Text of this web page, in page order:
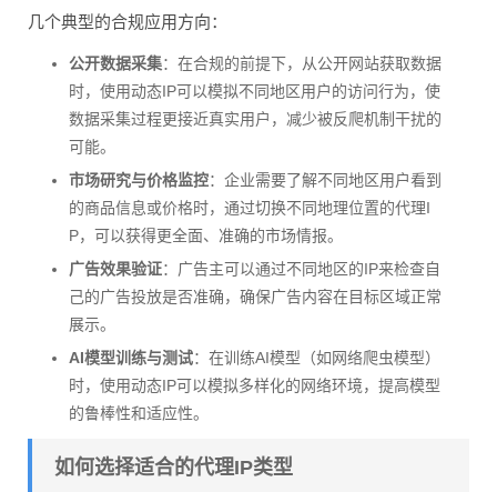
几个典型的合规应用方向：
公开数据采集：在合规的前提下，从公开网站获取数据
时，使用动态IP可以模拟不同地区用户的访问行为，使
数据采集过程更接近真实用户，减少被反爬机制干扰的
可能。
市场研究与价格监控：企业需要了解不同地区用户看到
的商品信息或价格时，通过切换不同地理位置的代理I
P，可以获得更全面、准确的市场情报。
广告效果验证：广告主可以通过不同地区的IP来检查自
己的广告投放是否准确，确保广告内容在目标区域正常
展示。
AI模型训练与测试：在训练AI模型（如网络爬虫模型）
时，使用动态IP可以模拟多样化的网络环境，提高模型
的鲁棒性和适应性。
如何选择适合的代理IP类型